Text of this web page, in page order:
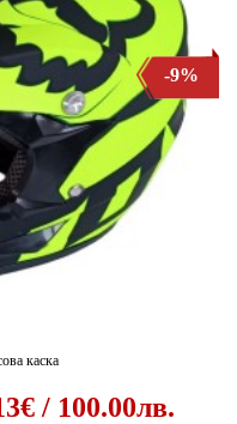
каска
/ 100.00лв.
-9%